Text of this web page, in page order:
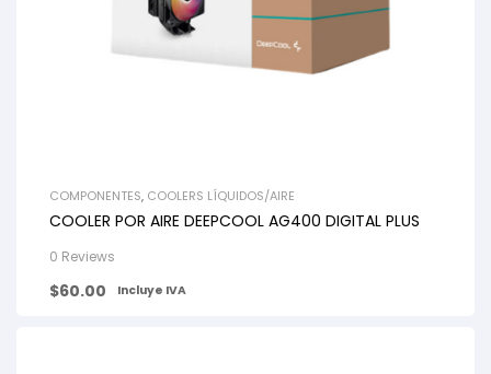
COMPONENTES, COOLERS LÍQUIDOS/AIRE
COOLER POR AIRE DEEPCOOL AG400 DIGITAL PLUS
0 Reviews
$60.00 Incluye IVA